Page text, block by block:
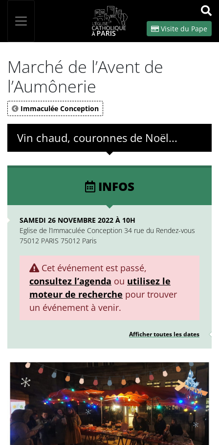
OK
Visite du Pape
Marché de l’Avent de
l’Aumônerie
Immaculée Conception
Vin chaud, couronnes de Noël...
INFOS
SAMEDI 26 NOVEMBRE 2022 À 10H
Eglise de l’Immaculée Conception 34 rue du Rendez-vous
75012 PARIS 75012 Paris
Cet événement est passé,
consultez l’agenda ou utilisez le
moteur de recherche pour trouver
un événement à venir.
Afficher toutes les dates
Panneau de gestion des cookies